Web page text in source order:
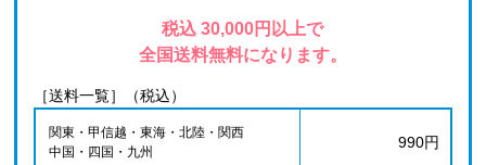
税込 30,000円以上で
全国送料無料になります。
［送料一覧］（税込）
関東・甲信越・東海・北陸・関西
中国・四国・九州
990円